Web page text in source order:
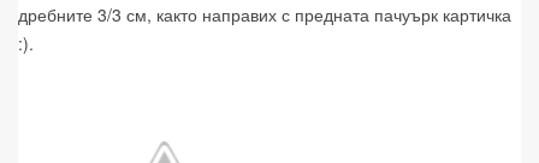
дребните 3/3 см, както направих с предната пачуърк картичка
:).